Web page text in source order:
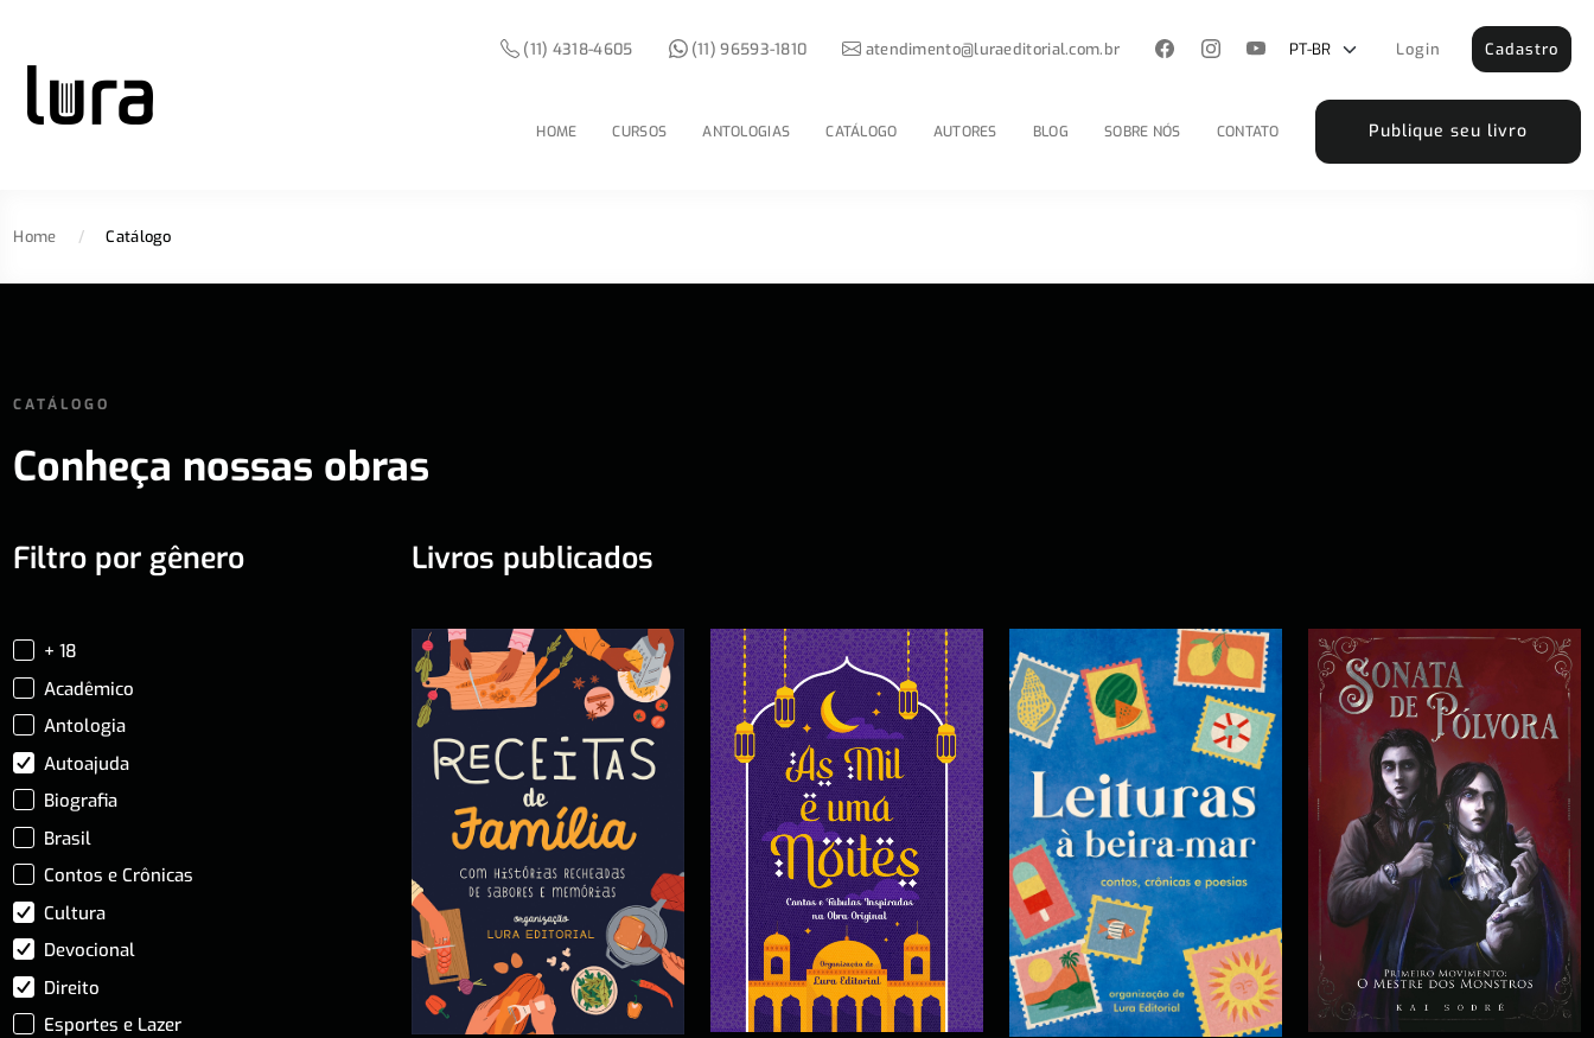
HOME CURSOS ANTOLOGIAS CATÁLOGO AUTORES BLOG SOBRE NÓS CONTATO Publique seu livro
(11) 4318-4605 (11) 96593-1810 atendimento@luraeditorial.com.br Login Cadastro
Home / Catálogo
CATÁLOGO
Conheça nossas obras
Filtro por gênero
+ 18
Acadêmico
Antologia
Autoajuda
Biografia
Brasil
Contos e Crônicas
Cultura
Devocional
Direito
Esportes e Lazer
Livros publicados